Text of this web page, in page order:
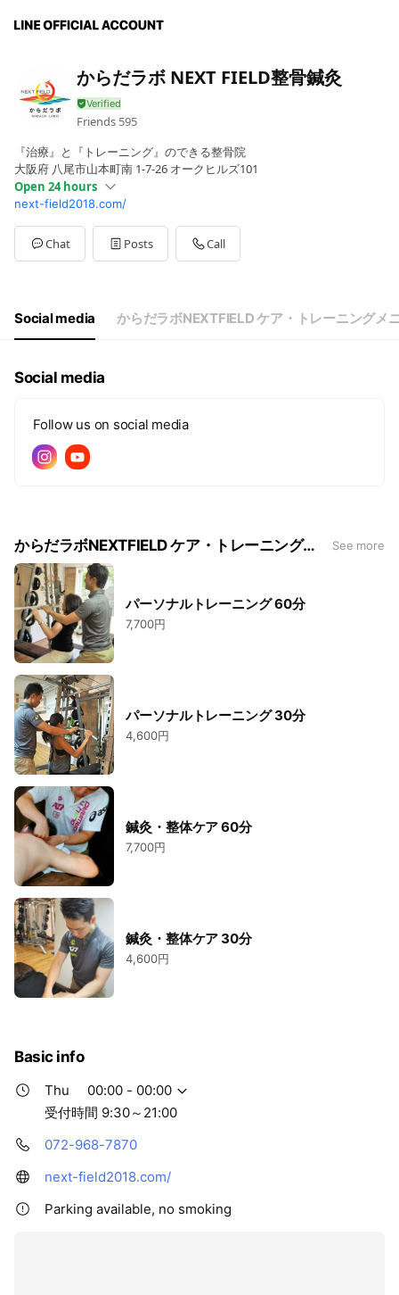
からだラボ NEXT FIELD整骨鍼灸
Friends 595
『治療』と『トレーニング』のできる整骨院
大阪府 八尾市山本町南 1-7-26 オークヒルズ101
Open 24 hours
SunClosed
Mon00:00 - 00:00
Tue00:00 - 00:00
Wed00:00 - 00:00
00:00 - 00:00
受付時間 9:30～21:00
next-field2018.com/
Chat Posts Call
Social media からだラボNEXTFIELD ケア・トレーニングメ
Social media
Follow us on social media
からだラボNEXTFIELD ケア・トレーニングメニュー See more
パーソナルトレーニング 60分
7,700円
パーソナルトレーニング 30分
4,600円
鍼灸・整体ケア 60分
7,700円
鍼灸・整体ケア 30分
4,600円
Basic info
Thu
00:00 - 00:00
受付時間 9:30～21:00
072-968-7870
next-field2018.com/
Parking available, no smoking